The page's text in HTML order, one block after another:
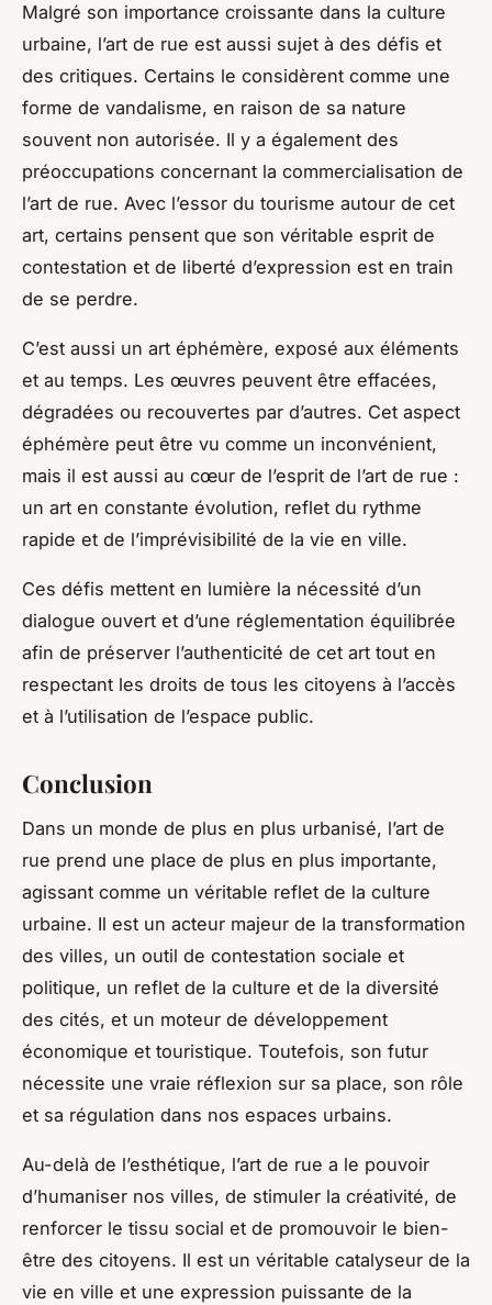
Malgré son importance croissante dans la culture
urbaine, l’art de rue est aussi sujet à des défis et
des critiques. Certains le considèrent comme une
forme de vandalisme, en raison de sa nature
souvent non autorisée. Il y a également des
préoccupations concernant la commercialisation de
l’art de rue. Avec l’essor du tourisme autour de cet
art, certains pensent que son véritable esprit de
contestation et de liberté d’expression est en train
de se perdre.
C’est aussi un art éphémère, exposé aux éléments
et au temps. Les œuvres peuvent être effacées,
dégradées ou recouvertes par d’autres. Cet aspect
éphémère peut être vu comme un inconvénient,
mais il est aussi au cœur de l’esprit de l’art de rue :
un art en constante évolution, reflet du rythme
rapide et de l’imprévisibilité de la vie en ville.
Ces défis mettent en lumière la nécessité d’un
dialogue ouvert et d’une réglementation équilibrée
afin de préserver l’authenticité de cet art tout en
respectant les droits de tous les citoyens à l’accès
et à l’utilisation de l’espace public.
Conclusion
Dans un monde de plus en plus urbanisé, l’art de
rue prend une place de plus en plus importante,
agissant comme un véritable reflet de la culture
urbaine. Il est un acteur majeur de la transformation
des villes, un outil de contestation sociale et
politique, un reflet de la culture et de la diversité
des cités, et un moteur de développement
économique et touristique. Toutefois, son futur
nécessite une vraie réflexion sur sa place, son rôle
et sa régulation dans nos espaces urbains.
Au-delà de l’esthétique, l’art de rue a le pouvoir
d’humaniser nos villes, de stimuler la créativité, de
renforcer le tissu social et de promouvoir le bien-
être des citoyens. Il est un véritable catalyseur de la
vie en ville et une expression puissante de la